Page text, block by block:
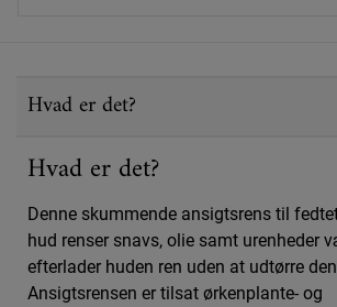
Hvad er det?
Hvad er det?
Denne skummende ansigtsrens til
hud renser snavs, olie samt urenheder
efterlader huden ren uden at udtørre
Ansigtsrensen er tilsat ørkenplante- og